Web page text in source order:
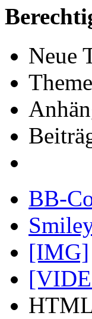
Neue
BB-
[IMG]